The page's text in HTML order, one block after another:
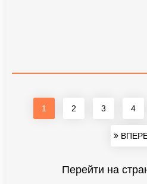
1 2 3 4
Перейти на